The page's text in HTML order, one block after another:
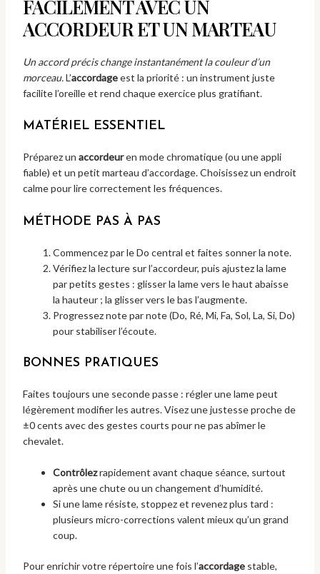
FACILEMENT AVEC UN
ACCORDEUR ET UN MARTEAU
Un accord précis change instantanément la couleur d’un
morceau.L’accordageest la priorité : un instrument juste
facilite l’oreille et rend chaque exercice plus gratifiant.
MATÉRIEL ESSENTIEL
Préparez un accordeuren mode chromatique (ou une appli
fiable) et un petit marteau d’accordage. Choisissez un endroit
calme pour lire correctement les fréquences.
MÉTHODE PAS À PAS
Commencez par le Do central et faites sonner la note.
Vérifiez la lecture sur l’accordeur, puis ajustez la lame
par petits gestes : glisser la lame vers le haut abaisse
la hauteur ; la glisser vers le bas l’augmente.
Progressez note par note (Do, Ré, Mi, Fa, Sol, La, Si, Do)
pour stabiliser l’écoute.
BONNES PRATIQUES
Faites toujours une seconde passe : régler une lame peut
légèrement modifier les autres. Visez une justesse proche de
±0 cents avec des gestes courts pour ne pas abîmer le
chevalet.
Contrôlezrapidement avant chaque séance, surtout
après une chute ou un changement d’humidité.
Si une lame résiste, stoppez et revenez plus tard :
plusieurs micro-corrections valent mieux qu’un grand
coup.
Pour enrichir votre répertoire une fois l’accordagestable,